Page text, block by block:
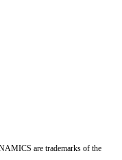
are trademarks of the